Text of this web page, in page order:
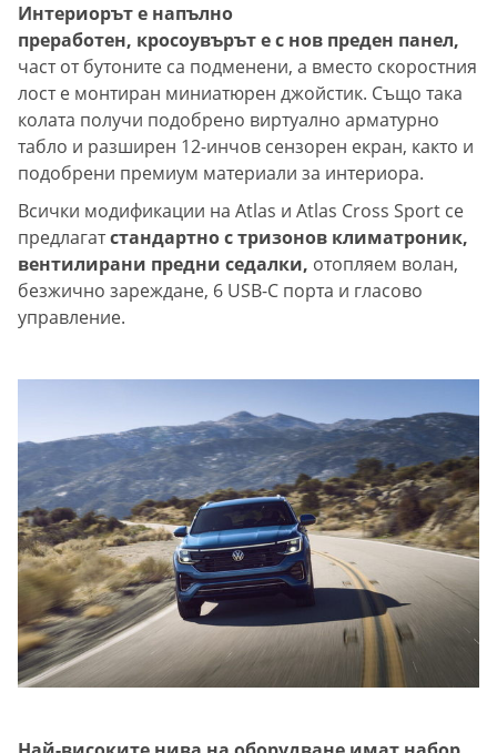
Интериорът е напълно
преработен, кросоувърът е с нов преден панел,
част от бутоните са подменени, а вместо скоростния
лост е монтиран миниатюрен джойстик. Също така
колата получи подобрено виртуално арматурно
табло и разширен 12-инчов сензорен екран, както и
подобрени премиум материали за интериора.
Всички модификации на Atlas и Atlas Cross Sport се
предлагатстандартно с тризонов климатроник,
вентилирани предни седалки, отопляем волан,
безжично зареждане, 6 USB-C порта и гласово
управление.